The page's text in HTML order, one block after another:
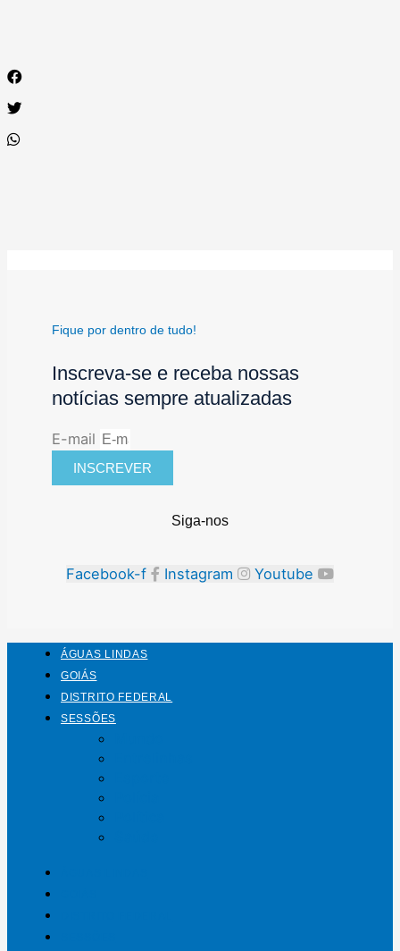
Fique por dentro de tudo!
Inscreva-se e receba nossas
notícias sempre atualizadas
E-mail
INSCREVER
Siga-nos
Facebook-f Instagram Youtube
ÁGUAS LINDAS
GOIÁS
DISTRITO FEDERAL
SESSÕES